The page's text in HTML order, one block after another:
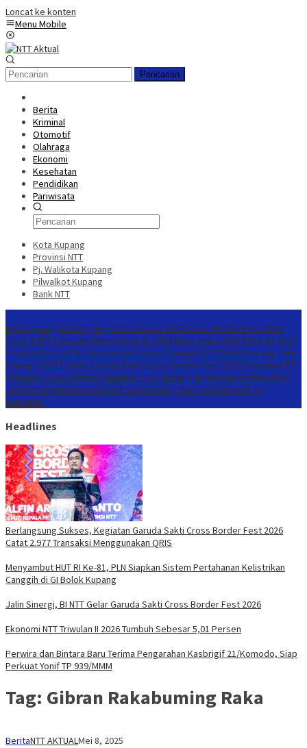
Loncat ke konten
Menu Mobile
Pencarian
Berita
Kriminal
Otomotif
Olahraga
Ekonomi
Kesehatan
Pendidikan
Pariwisata
Kota Kupang
Provinsi NTT
Pj. Walikota Kupang
Pilwalkot Kupang
Bank NTT
Berlangsung Sukses, Kegiatan Garuda Sakti Cross Border Fest 2026
Catat 2.977 Transaksi Menggunakan QRIS Menyambut HUT RI Ke-81, PLN
Siapkan Sistem Pertahanan Kelistrikan Canggih di GI Bolok Kupang Jalin
Sinergi, BI NTT Gelar Garuda Sakti Cross Border Fest 2026 Ekonomi NTT
Triwulan II 2026 Tumbuh Sebesar 5,01 Persen Perwira dan Bintara Baru
Terima Pengarahan Kasbrigif 21/Komodo, Siap Perkuat Yonif TP
939/MMM
Headlines
Berlangsung Sukses, Kegiatan Garuda Sakti Cross Border Fest 2026
Catat 2.977 Transaksi Menggunakan QRIS
Menyambut HUT RI Ke-81, PLN Siapkan Sistem Pertahanan Kelistrikan
Canggih di GI Bolok Kupang
Jalin Sinergi, BI NTT Gelar Garuda Sakti Cross Border Fest 2026
Ekonomi NTT Triwulan II 2026 Tumbuh Sebesar 5,01 Persen
Perwira dan Bintara Baru Terima Pengarahan Kasbrigif 21/Komodo, Siap
Perkuat Yonif TP 939/MMM
Tag: Gibran Rakabuming Raka
BeritaNTT AKTUALMei 8, 2025